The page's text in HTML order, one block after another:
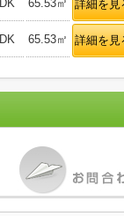
65.53㎡ 詳細を見
65.53㎡ 詳細を見